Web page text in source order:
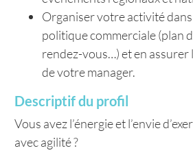
Organiser votre activité
politique commerciale (plan
rendez-vous…) et en
de votre manager.
Descriptif du profil
Vous avez l’énergie et l’envie
avec agilité ?